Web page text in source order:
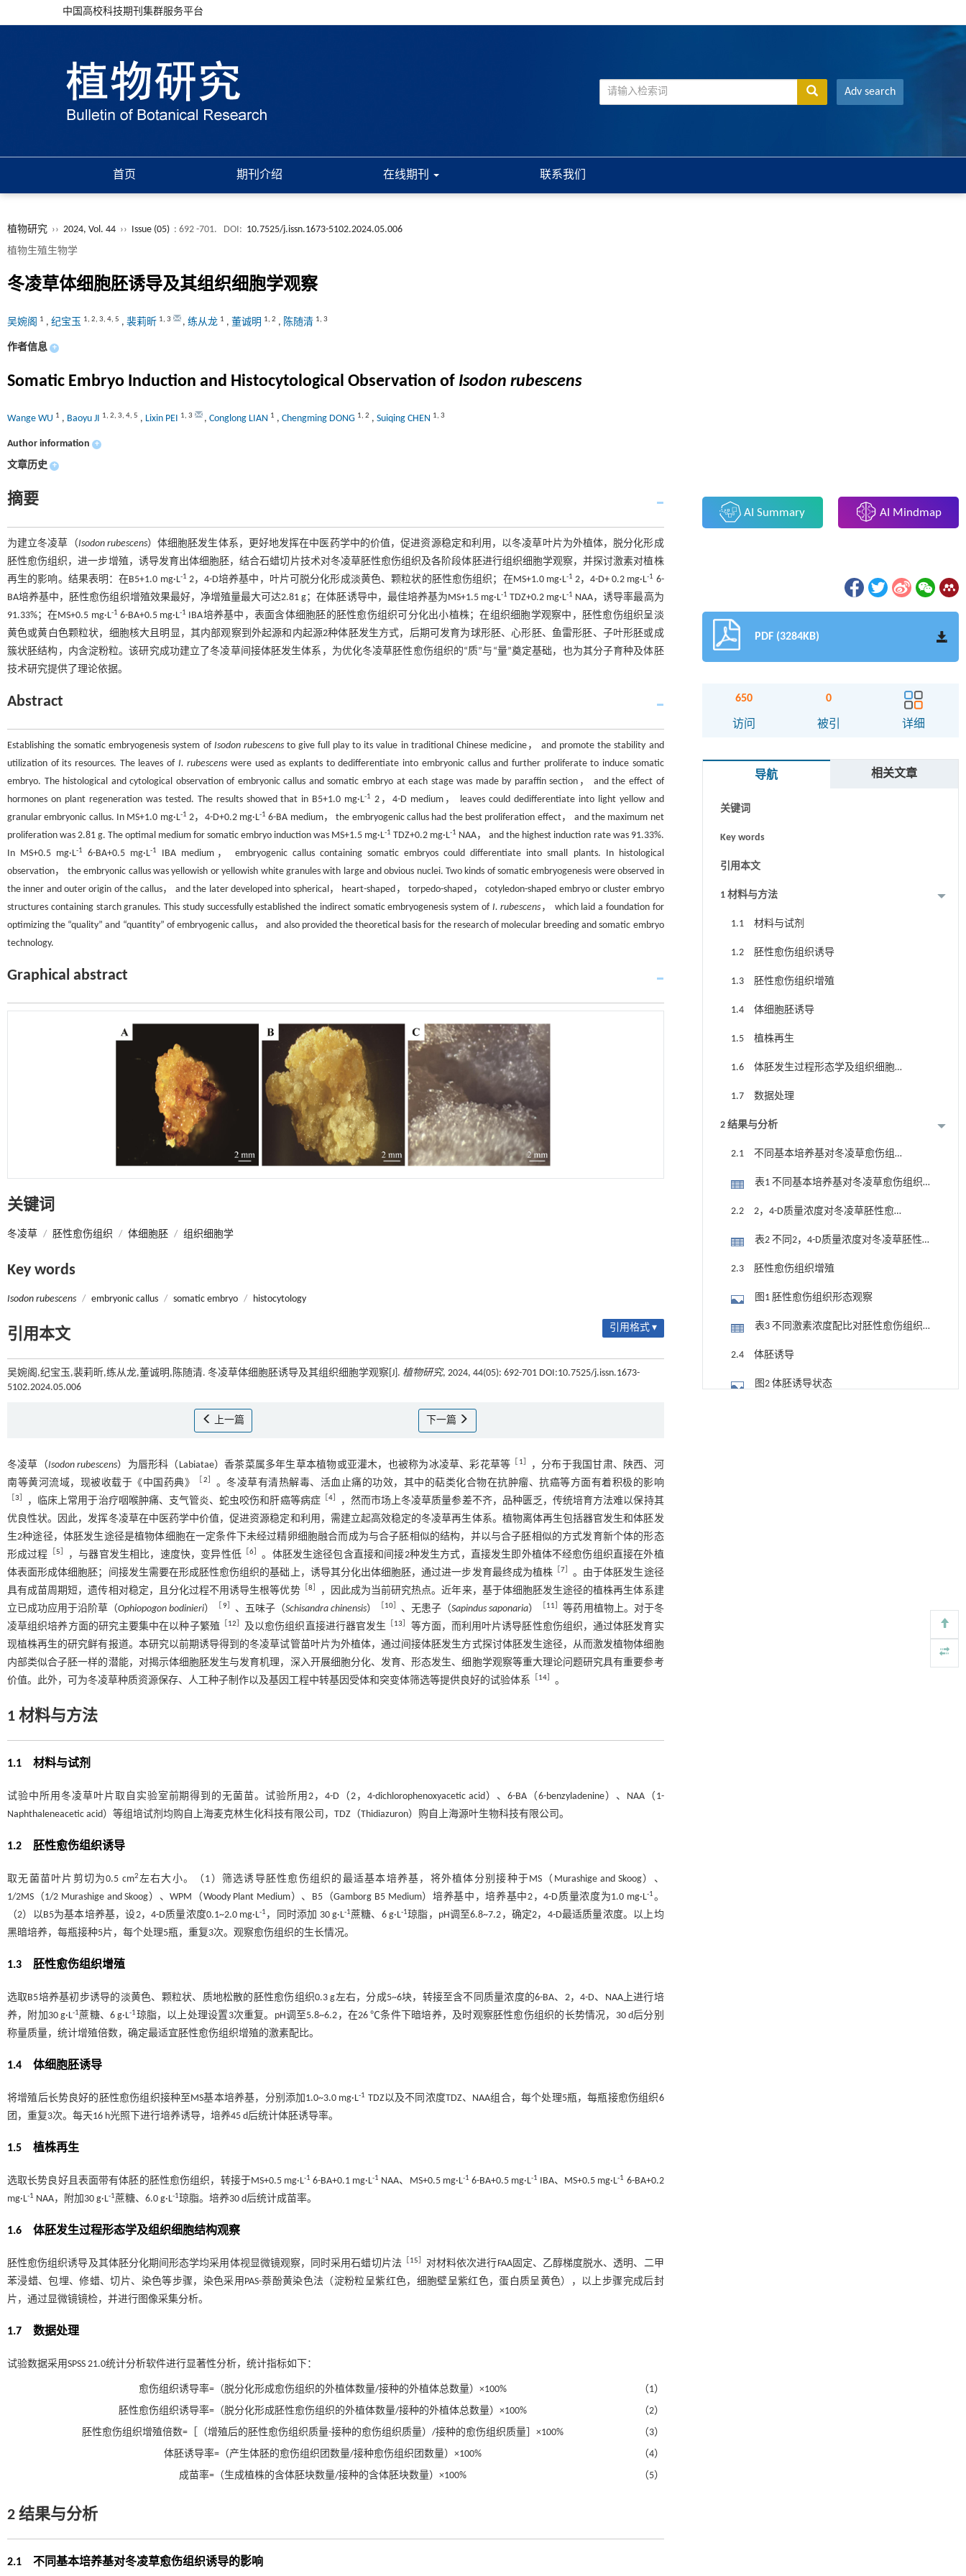
中国高校科技期刊集群服务平台
Adv search
首页 期刊介绍 在线期刊 联系我们
植物研究 ›› 2024, Vol. 44 ›› Issue (05) : 692 -701. DOI: 10.7525/j.issn.1673-5102.2024.05.006
植物生殖生物学
冬凌草体细胞胚诱导及其组织细胞学观察
吴婉阁 1 , 纪宝玉 1, 2, 3, 4, 5 , 裴莉昕 1, 3 , 练从龙 1 , 董诚明 1, 2 , 陈随清 1, 3
作者信息 +
Somatic Embryo Induction and Histocytological Observation of Isodon rubescens
Wange WU 1 , Baoyu JI 1, 2, 3, 4, 5 , Lixin PEI 1, 3 , Conglong LIAN 1 , Chengming DONG 1, 2 , Suiqing CHEN 1, 3
Author information +
文章历史 +
摘要
为建立冬凌草（Isodon rubescens）体细胞胚发生体系，更好地发挥在中医药学中的价值，促进资源稳定和利用，以冬凌草叶片为外植体，脱分化形成
胚性愈伤组织，进一步增殖，诱导发育出体细胞胚，结合石蜡切片技术对冬凌草胚性愈伤组织及各阶段体胚进行组织细胞学观察，并探讨激素对植株
再生的影响。结果表明：在B5+1.0 mg·L-1 2，4-D培养基中，叶片可脱分化形成淡黄色、颗粒状的胚性愈伤组织；在MS+1.0 mg·L-1 2，4-D+ 0.2 mg·L-1 6-
BA培养基中，胚性愈伤组织增殖效果最好，净增殖量最大可达2.81 g；在体胚诱导中，最佳培养基为MS+1.5 mg·L-1 TDZ+0.2 mg·L-1 NAA，诱导率最高为
91.33%；在MS+0.5 mg·L-1 6-BA+0.5 mg·L-1 IBA培养基中，表面含体细胞胚的胚性愈伤组织可分化出小植株；在组织细胞学观察中，胚性愈伤组织呈淡
黄色或黄白色颗粒状，细胞核大且明显，其内部观察到外起源和内起源2种体胚发生方式，后期可发育为球形胚、心形胚、鱼雷形胚、子叶形胚或成
簇状胚结构，内含淀粉粒。该研究成功建立了冬凌草间接体胚发生体系，为优化冬凌草胚性愈伤组织的“质”与“量”奠定基础，也为其分子育种及体胚
技术研究提供了理论依据。
Abstract
Establishing the somatic embryogenesis system of Isodon rubescensto give full play to its value in traditional Chinese medicine， and promote the stability and
utilization of its resources. The leaves of I. rubescens were used as explants to dedifferentiate into embryonic callus and further proliferate to induce somatic
embryo. The histological and cytological observation of embryonic callus and somatic embryo at each stage was made by paraffin section， and the effect of
hormones on plant regeneration was tested. The results showed that in B5+1.0 mg·L-1 2，4-D medium， leaves could dedifferentiate into light yellow and
granular embryonic callus. In MS+1.0 mg·L-1 2，4-D+0.2 mg·L-1 6-BA medium， the embryogenic callus had the best proliferation effect， and the maximum net
proliferation was 2.81 g. The optimal medium for somatic embryo induction was MS+1.5 mg·L-1 TDZ+0.2 mg·L-1 NAA， and the highest induction rate was 91.33%.
In MS+0.5 mg·L-1 6-BA+0.5 mg·L-1
IBA medium， embryogenic callus containing somatic embryos could differentiate into small plants. In histological
observation， the embryonic callus was yellowish or yellowish white granules with large and obvious nuclei. Two kinds of somatic embryogenesis were observed in
the inner and outer origin of the callus， and the later developed into spherical， heart-shaped， torpedo-shaped， cotyledon-shaped embryo or cluster embryo
structures containing starch granules. This study successfully established the indirect somatic embryogenesis system of I. rubescens ， which laid a foundation for
optimizing the “quality” and “quantity” of embryogenic callus， and also provided the theoretical basis for the research of molecular breeding and somatic embryo
technology.
Graphical abstract
关键词
冬凌草 / 胚性愈伤组织 / 体细胞胚 / 组织细胞学
Key words
Isodon rubescens / embryonic callus / somatic embryo / histocytology
引用本文 引用格式 ▾
吴婉阁,纪宝玉,裴莉昕,练从龙,董诚明,陈随清. 冬凌草体细胞胚诱导及其组织细胞学观察[J]. 植物研究, 2024, 44(05): 692-701 DOI:10.7525/j.issn.1673-
5102.2024.05.006
上一篇 下一篇
冬凌草（Isodon rubescens）为唇形科（Labiatae）香茶菜属多年生草本植物或亚灌木，也被称为冰凌草、彩花草等 1
，分布于我国甘肃、陕西、河
南等黄河流域，现被收载于《中国药典》
2 。冬凌草有清热解毒、活血止痛的功效，其中的萜类化合物在抗肿瘤、抗癌等方面有着积极的影响
［3 ，临床上常用于治疗咽喉肿痛、支气管炎、蛇虫咬伤和肝癌等病症［ 4］
，然而市场上冬凌草质量参差不齐，品种匮乏，传统培育方法难以保持其
优良性状。因此，发挥冬凌草在中医药学中价值，促进资源稳定和利用，需建立起高效稳定的冬凌草再生体系。植物离体再生包括器官发生和体胚发
生2种途径，体胚发生途径是植物体细胞在一定条件下未经过精卵细胞融合而成为与合子胚相似的结构，并以与合子胚相似的方式发育新个体的形态
形成过程
5 ，与器官发生相比，速度快，变异性低［6
。体胚发生途径包含直接和间接2种发生方式，直接发生即外植体不经愈伤组织直接在外植
体表面形成体细胞胚；间接发生需要在形成胚性愈伤组织的基础上，诱导其分化出体细胞胚，通过进一步发育最终成为植株 ［7
。由于体胚发生途径
具有成苗周期短，遗传相对稳定，且分化过程不用诱导生根等优势［ 8
，因此成为当前研究热点。近年来，基于体细胞胚发生途径的植株再生体系建
立已成功应用于沿阶草（Ophiopogon bodinieri） 9］ 、五味子（Schisandra chinensis） 10］ 、无患子（Sapindus saponaria） 11 ］等药用植物上。对于冬
凌草组织培养方面的研究主要集中在以种子繁殖
12 及以愈伤组织直接进行器官发生 13
等方面，而利用叶片诱导胚性愈伤组织，通过体胚发育实
现植株再生的研究鲜有报道。本研究以前期诱导得到的冬凌草试管苗叶片为外植体，通过间接体胚发生方式探讨体胚发生途径，从而激发植物体细胞
内部类似合子胚一样的潜能，对揭示体细胞胚发生与发育机理，深入开展细胞分化、发育、形态发生、细胞学观察等重大理论问题研究具有重要参考
价值。此外，可为冬凌草种质资源保存、人工种子制作以及基因工程中转基因受体和突变体筛选等提供良好的试验体系
14 。
1 材料与方法
1.1 材料与试剂
试验中所用冬凌草叶片取自实验室前期得到的无菌苗。试验所用2，4-D（2，4-dichlorophenoxyacetic acid）、6-BA（6-benzyladenine）、NAA（1-
Naphthaleneacetic acid）等组培试剂均购自上海麦克林生化科技有限公司，TDZ（Thidiazuron）购自上海源叶生物科技有限公司。
1.2 胚性愈伤组织诱导
取无菌苗叶片剪切为0.5 cm2左右大小。（1）筛选诱导胚性愈伤组织的最适基本培养基，将外植体分别接种于MS（Murashige and Skoog）、
1/2MS（1/2 Murashige and Skoog）、WPM（Woody Plant Medium）、B5（Gamborg B5 Medium）培养基中，培养基中2，4-D质量浓度为1.0 mg·L-1。
（2）以B5为基本培养基，设2，4-D质量浓度0.1~2.0 mg·L-1 ，同时添加 30 g·L-1蔗糖、6 g·L-1琼脂，pH调至6.8~7.2，确定2，4-D最适质量浓度。以上均
黑暗培养，每瓶接种5片，每个处理5瓶，重复3次。观察愈伤组织的生长情况。
1.3 胚性愈伤组织增殖
选取B5培养基初步诱导的淡黄色、颗粒状、质地松散的胚性愈伤组织0.3 g左右，分成5~6块，转接至含不同质量浓度的6-BA、2，4-D、NAA上进行培
养，附加30 g·L-1蔗糖、6 g·L-1琼脂，以上处理设置3次重复。pH调至5.8~6.2，在26 ℃条件下暗培养，及时观察胚性愈伤组织的长势情况，30 d后分别
称量质量，统计增殖倍数，确定最适宜胚性愈伤组织增殖的激素配比。
1.4 体细胞胚诱导
将增殖后长势良好的胚性愈伤组织接种至MS基本培养基，分别添加1.0~3.0 mg·L-1 TDZ以及不同浓度TDZ、NAA组合，每个处理5瓶，每瓶接愈伤组织6
团，重复3次。每天16 h光照下进行培养诱导，培养45 d后统计体胚诱导率。
1.5 植株再生
选取长势良好且表面带有体胚的胚性愈伤组织，转接于MS+0.5 mg·L-1 6-BA+0.1 mg·L-1 NAA、MS+0.5 mg·L-1 6-BA+0.5 mg·L-1 IBA、MS+0.5 mg·L-1 6-BA+0.2
mg·L-1 NAA，附加30 g·L-1蔗糖、6.0 g·L-1琼脂。培养30 d后统计成苗率。
1.6 体胚发生过程形态学及组织细胞结构观察
胚性愈伤组织诱导及其体胚分化期间形态学均采用体视显微镜观察，同时采用石蜡切片法［ 15
对材料依次进行FAA固定、乙醇梯度脱水、透明、二甲
苯浸蜡、包埋、修蜡、切片、染色等步骤，染色采用PAS-萘酚黄染色法（淀粉粒呈紫红色，细胞壁呈紫红色，蛋白质呈黄色），以上步骤完成后封
片，通过显微镜镜检，并进行图像采集分析。
1.7 数据处理
试验数据采用SPSS 21.0统计分析软件进行显著性分析，统计指标如下：
愈伤组织诱导率=（脱分化形成愈伤组织的外植体数量/接种的外植体总数量）×100%
（1）
胚性愈伤组织诱导率=（脱分化形成胚性愈伤组织的外植体数量/接种的外植体总数量）×100%
（2）
胚性愈伤组织增殖倍数=［（增殖后的胚性愈伤组织质量-接种的愈伤组织质量）/接种的愈伤组织质量］×100%
（3）
体胚诱导率=（产生体胚的愈伤组织团数量/接种愈伤组织团数量）×100%
（4）
成苗率=（生成植株的含体胚块数量/接种的含体胚块数量）×100%
（5）
2 结果与分析
2.1 不同基本培养基对冬凌草愈伤组织诱导的影响
AI Summary AI Mindmap
PDF (3284KB)
650
访问
0
被引 详细
导航 相关文章
摘要
Graphical abstract
关键词
Key words
引用本文
1 材料与方法
1.1 材料与试剂
1.2 胚性愈伤组织诱导
1.3 胚性愈伤组织增殖
1.4 体细胞胚诱导
1.5 植株再生
1.6 体胚发生过程形态学及组织细胞结
1.7 数据处理
2 结果与分析
2.1 不同基本培养基对冬凌草愈伤组织
表1 不同基本培养基对冬凌草愈伤组织
2.2 2，4-D质量浓度对冬凌草胚性愈伤
表2 不同2，4-D质量浓度对冬凌草胚性
2.3 胚性愈伤组织增殖
图1 胚性愈伤组织形态观察
表3 不同激素浓度配比对胚性愈伤组织
2.4 体胚诱导
图2 体胚诱导状态
. 2026, Vol.8(6): 260461-260488
Ecosystem-specific controls of denitrifier gene